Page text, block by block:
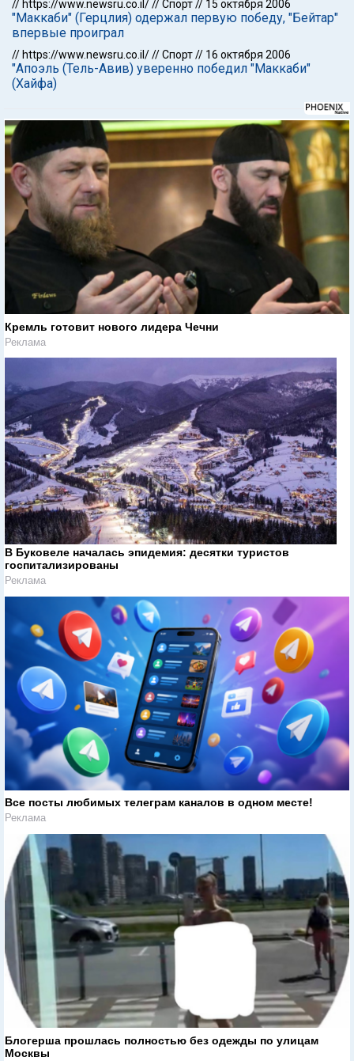
// https://www.newsru.co.il/ // Спорт// 15 октября 2006
"Маккаби" (Герцлия) одержал первую победу, "Бейтар"
впервые проиграл
// https://www.newsru.co.il///Спорт// 16 октября 2006
"Апоэль (Тель-Авив) уверенно победил "Маккаби"
(Хайфа)
Кремль готовит нового лидера Чечни
Реклама
В Буковеле началась эпидемия: десятки туристов
госпитализированы
Реклама
Все посты любимых телеграм каналов в одном месте!
Реклама
Блогерша прошлась полностью без одежды по улицам
Москвы